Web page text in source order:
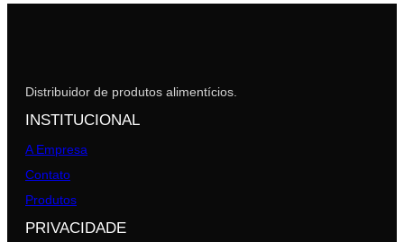
Distribuidor de produtos alimentícios.
INSTITUCIONAL
A Empresa
Contato
Produtos
PRIVACIDADE